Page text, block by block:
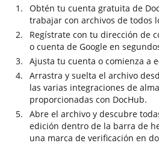
Obtén tu cuenta gratuita de
trabajar con archivos de todos
Regístrate con tu dirección de
o cuenta de Google en
Ajusta tu cuenta o comienza a
Arrastra y suelta el archivo
las varias integraciones de
proporcionadas con DocHub.
Abre el archivo y descubre
edición dentro de la barra de
una marca de verificación en